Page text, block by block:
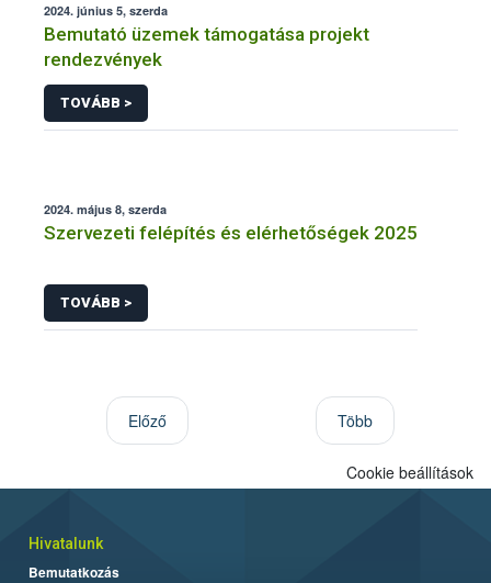
2024. június 5, szerda
Bemutató üzemek támogatása projekt
rendezvények
TOVÁBB >
2024. május 8, szerda
Szervezeti felépítés és elérhetőségek 2025
TOVÁBB >
Előző Több
Cookie beállítások
Hivatalunk
Bemutatkozás